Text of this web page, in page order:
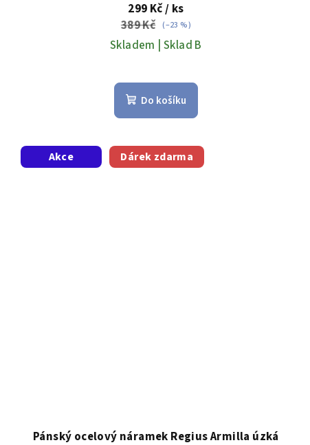
299 Kč/ ks
389 Kč (–23 %)
Skladem | Sklad B
Do košíku
Akce Dárek zdarma
Pánský ocelový náramek Regius Armilla úzká